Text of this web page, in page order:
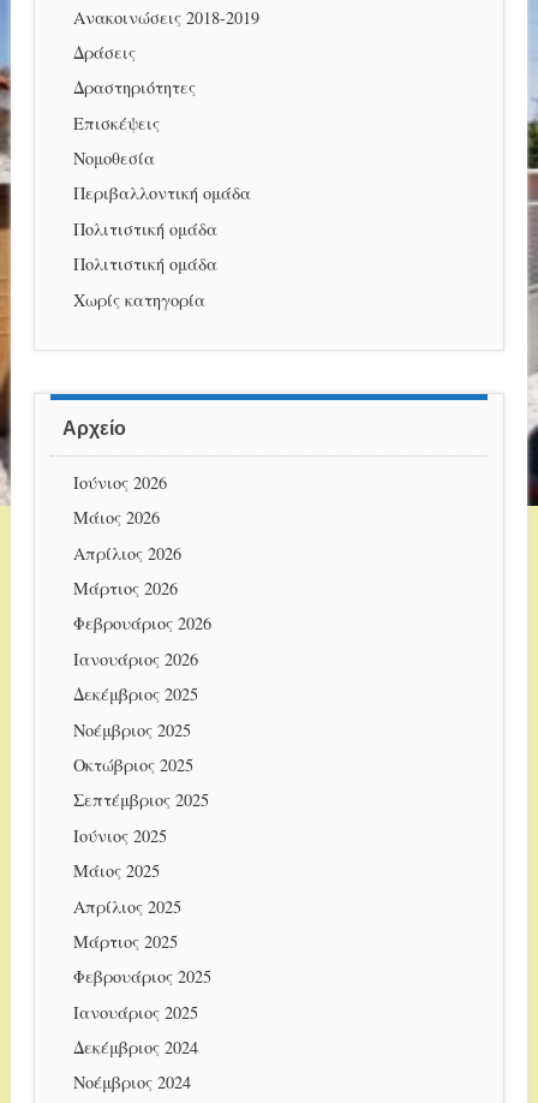
Ανακοινώσεις 2018-2019
Δράσεις
Δραστηριότητες
Επισκέψεις
Νομοθεσία
Περιβαλλοντική ομάδα
Πολιτιστική ομάδα
Πολιτιστική ομάδα
Χωρίς κατηγορία
Αρχείο
Ιούνιος 2026
Μάιος 2026
Απρίλιος 2026
Μάρτιος 2026
Φεβρουάριος 2026
Ιανουάριος 2026
Δεκέμβριος 2025
Νοέμβριος 2025
Οκτώβριος 2025
Σεπτέμβριος 2025
Ιούνιος 2025
Μάιος 2025
Απρίλιος 2025
Μάρτιος 2025
Φεβρουάριος 2025
Ιανουάριος 2025
Δεκέμβριος 2024
Νοέμβριος 2024